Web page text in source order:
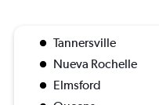
Tannersville
Nueva Rochelle
Elmsford